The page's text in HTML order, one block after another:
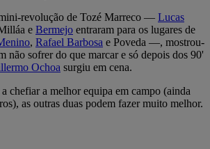
revolução de Tozé Marreco — Lucas
e Bermejo entraram para os lugares de
, Rafael Barbosa e Poveda —, mostrou-
não sofrer do que marcar e só depois dos 90'
Ochoa surgiu em cena.
chefiar a melhor equipa em campo (ainda
as outras duas podem fazer muito melhor.